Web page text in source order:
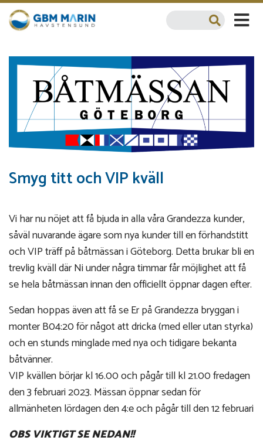
Smyg titt och VIP kväll
Vi har nu nöjet att få bjuda in alla våra Grandezza kunder,
såväl nuvarande ägare som nya kunder till en förhandstitt
och VIP träff på båtmässan i Göteborg. Detta brukar bli en
trevlig kväll där Ni under några timmar får möjlighet att få
se hela båtmässan innan den officiellt öppnar dagen efter.
Sedan hoppas även att få se Er på Grandezza bryggan i
monter B04:20 för något att dricka (med eller utan styrka)
och en stunds minglade med nya och tidigare bekanta
båtvänner.
VIP kvällen börjar kl 16.00 och pågår till kl 21.00 fredagen
den 3 februari 2023. Mässan öppnar sedan för
allmänheten lördagen den 4:e och pågår till den 12 februari
OBS VIKTIGT SE NEDAN!!